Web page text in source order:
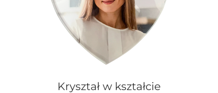
Kryształ w kształcie